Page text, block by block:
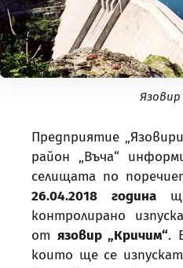
Предприятие
район „Въча“
селищата по
26.04.2018 годинаще
контролирано
от язовир „Кричим“.
които ще се